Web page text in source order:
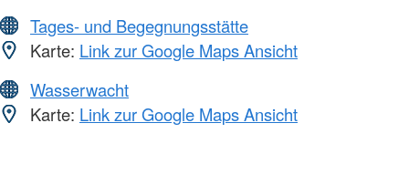
Tages- und Begegnungsstätte
Karte: Link zur Google Maps Ansicht
Wasserwacht
Karte: Link zur Google Maps Ansicht